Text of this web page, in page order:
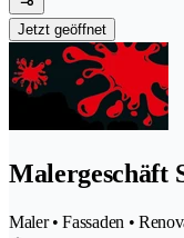
Jetzt geöffnet
Malergeschäft
Maler • Fassaden •